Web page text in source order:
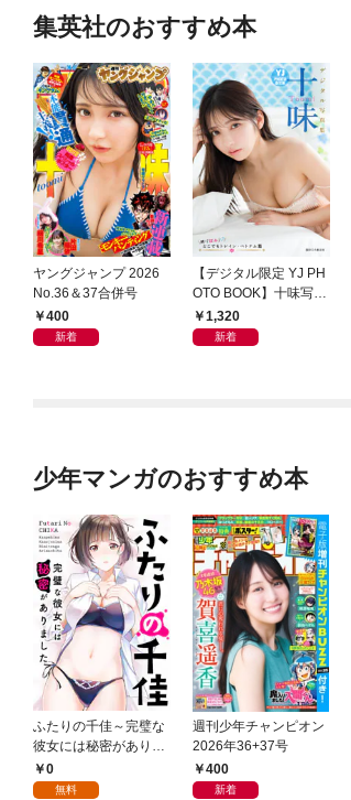
集英社のおすすめ本
ヤングジャンプ 2026
No.36＆37合併号
400
新着
【デジタル限定 YJ PH
OTO BOOK】十味写真
集「続・『ぽみ』！？
どこでもトレイン・ベ
1,320
新着
少年マンガのおすすめ本
ふたりの千佳～完璧な
彼女には秘密がありま
した(1)
0
無料
週刊少年チャンピオン
2026年36+37号
400
新着